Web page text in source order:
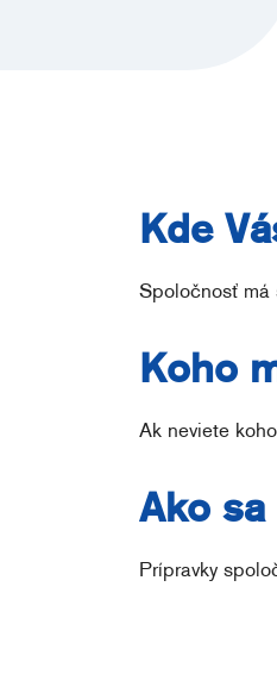
Kde
Spoločnosť má
Koho
Ak neviete
Ako
Prípravky